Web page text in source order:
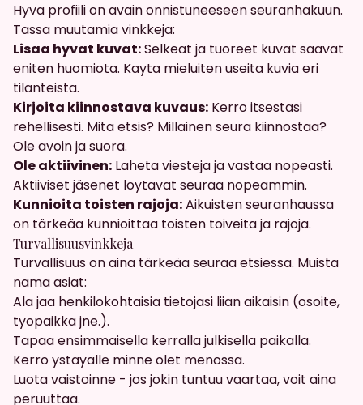
Hyva profiili on avain onnistuneeseen seuranhakuun.
Tassa muutamia vinkkeja:
Lisaa hyvat kuvat:Selkeat ja tuoreet kuvat saavat
eniten huomiota. Kayta mieluiten useita kuvia eri
tilanteista.
Kirjoita kiinnostava kuvaus: Kerro itsestasi
rehellisesti. Mita etsis? Millainen seura kiinnostaa?
Ole avoin ja suora.
Ole aktiivinen: Laheta viesteja ja vastaa nopeasti.
Aktiiviset jäsenet loytavat seuraa nopeammin.
Kunnioita toisten rajoja:Aikuisten seuranhaussa
on tärkeäa kunnioittaa toisten toiveita ja rajoja.
Turvallisuusvinkkeja
Turvallisuus on aina tärkeäa seuraa etsiessa. Muista
nama asiat:
Ala jaa henkilokohtaisia tietojasi liian aikaisin (osoite,
tyopaikka jne.).
Tapaa ensimmaisella kerralla julkisella paikalla.
Kerro ystayalle minne olet menossa.
Luota vaistoinne - jos jokin tuntuu vaartaa, voit aina
peruuttaa.